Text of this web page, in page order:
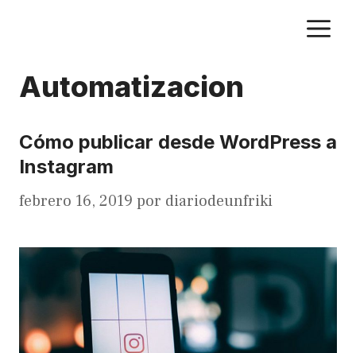
Automatizacion
Cómo publicar desde WordPress a
Instagram
febrero 16, 2019 por diariodeunfriki